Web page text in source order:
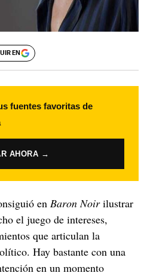
EN
fuentes favoritas de
AHORA →
en Baron Noirilustrar
el juego de intereses,
que articulan la
Hay bastante con una
en un momento